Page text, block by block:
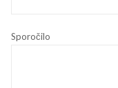
Sporočilo